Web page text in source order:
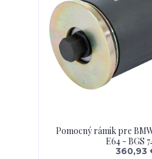
Pomocný rámik pre
E64 - BGS
360,93